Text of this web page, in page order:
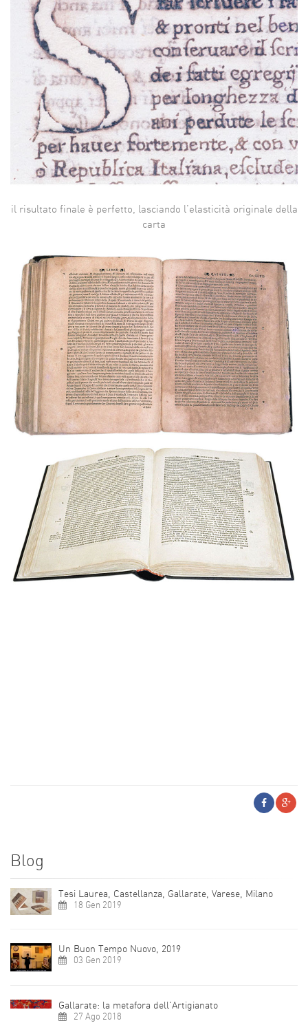
il risultato finale è perfetto, lasciando l'elasticità originale della
carta
Blog
Tesi Laurea, Castellanza, Gallarate, Varese, Milano
18 Gen 2019
Un Buon Tempo Nuovo, 2019
03 Gen 2019
Gallarate: la metafora dell'Artigianato
27 Ago 2018